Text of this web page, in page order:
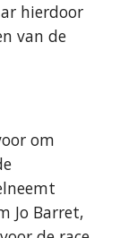
hierdoor
van de
om
Jo Barret,